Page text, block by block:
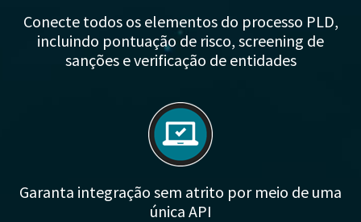
Conecte todos os elementos do processo PLD,
incluindo pontuação de risco, screening de
sanções e verificação de entidades
Garanta integração sem atrito por meio de uma
única API